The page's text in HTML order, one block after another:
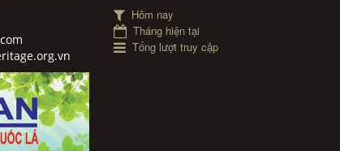
Hôm nay
Tháng hiện tại
Tổng lượt truy cập